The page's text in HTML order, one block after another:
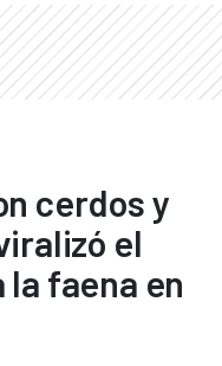
cerdos y
el
faena en